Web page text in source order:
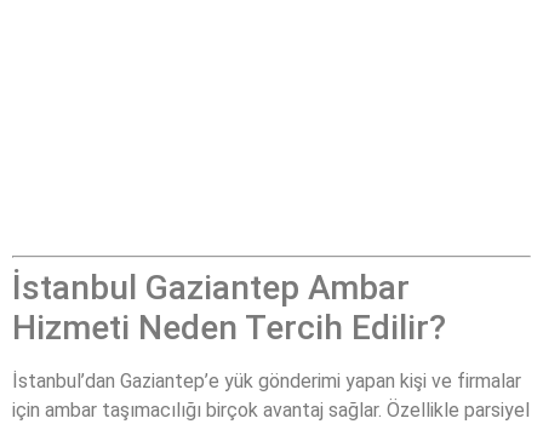
İstanbul Gaziantep Ambar
Hizmeti Neden Tercih Edilir?
İstanbul’dan Gaziantep’e yük gönderimi yapan kişi ve firmalar
için ambar taşımacılığı birçok avantaj sağlar. Özellikle parsiyel